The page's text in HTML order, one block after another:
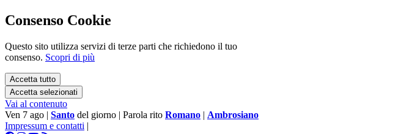
Consenso Cookie
Questo sito utilizza servizi di terze parti che richiedono il tuo
consenso. Scopri di più
Accetta tutto
Accetta selezionati
Vai al contenuto
Ven 7 ago | Santo del giorno | Parola rito Romano | Ambrosiano
Impressum e contatti |